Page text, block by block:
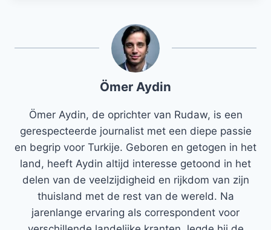
Ömer Aydin
Ömer Aydin, de oprichter van Rudaw, is een
gerespecteerde journalist met een diepe passie
en begrip voor Turkije. Geboren en getogen in het
land, heeft Aydin altijd interesse getoond in het
delen van de veelzijdigheid en rijkdom van zijn
thuisland met de rest van de wereld. Na
jarenlange ervaring als correspondent voor